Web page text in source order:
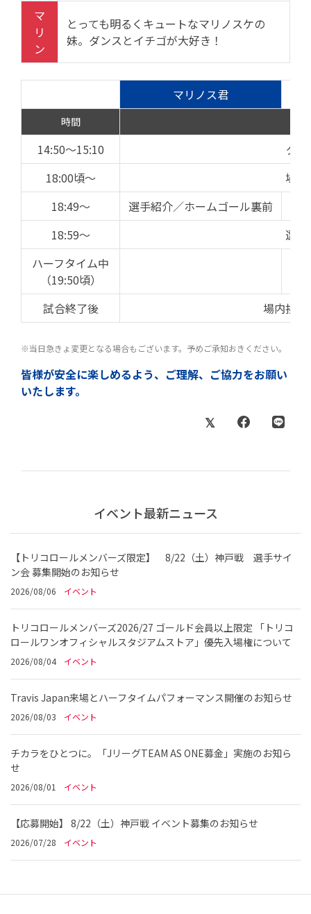
マ
リ
ン
とっても明るくキュートなマリノスケの
妹。ダンスとイチゴが大好き！
マリノス君
時間
14:50～15:10
グ
18:00頃～
場内
18:49～
選手紹介／ホームゴール裏前
18:59～
選
ハーフタイム中
（19:50頃）
試合終了後
場内挨
※当日急きょ変更となる場合もございます。予めご承知おきください。
皆様が安全に楽しめるよう、ご理解、ご協力をお願い
いたします。
イベント最新ニュース
【トリコロールメンバーズ限定】 8/22（土）神戸戦 選手サイ
ン会 募集開始のお知らせ
2026/08/06 イベント
トリコロールメンバーズ2026/27 ゴールド会員以上限定 「トリコ
ロールワンオフィシャルスタジアムストア」優先入場権について
2026/08/04 イベント
Travis Japan来場とハーフタイムパフォーマンス開催のお知らせ
2026/08/03 イベント
チカラをひとつに。「JリーグTEAM AS ONE募金」実施のお知ら
せ
2026/08/01 イベント
【応募開始】 8/22（土）神戸戦 イベント募集のお知らせ
2026/07/28 イベント